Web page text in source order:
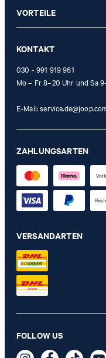
T-Shirt Axel in Schwarz
49,95 €
34,95 €
** Der Gutschein ist gültig
Stores eingelöst werden.
VORTEILE
KONTAKT
030 - 991 919 961
Mo – Fr 8–20 Uhr und Sa
E-Mail:
ZAHLUNGSARTEN
VERSANDARTEN
FOLLOW US